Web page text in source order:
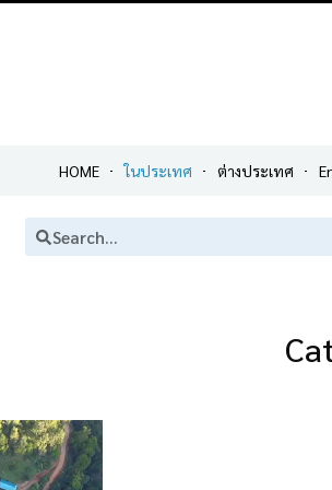
HOME ในประเทศ ต่างประเทศ